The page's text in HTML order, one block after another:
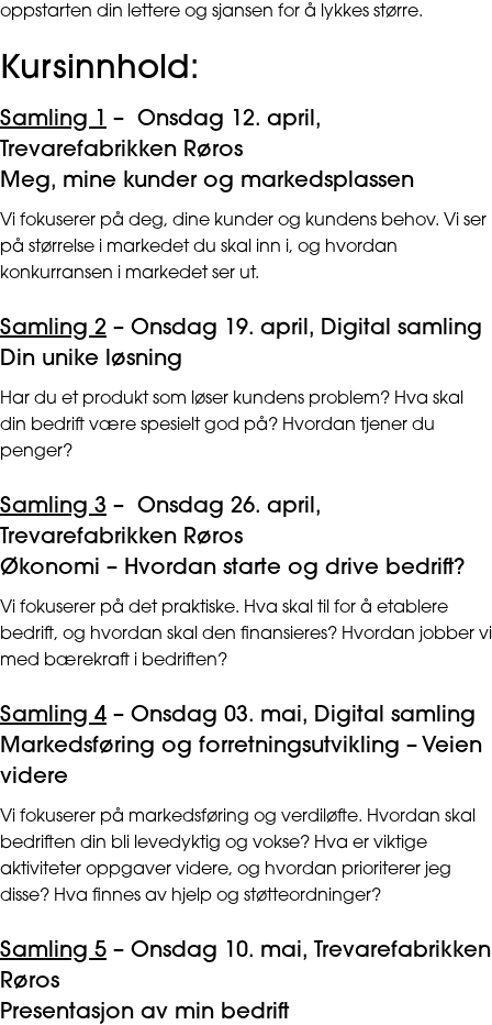
oppstarten din lettere og sjansen for å lykkes større.
Kursinnhold:
Samling 1 – Onsdag 12. april,
Trevarefabrikken Røros
Meg, mine kunder og markedsplassen
Vi fokuserer på deg, dine kunder og kundens behov. Vi ser
på størrelse i markedet du skal inn i, og hvordan
konkurransen i markedet ser ut.
Samling 2 – Onsdag 19. april, Digital samling
Din unike løsning
Har du et produkt som løser kundens problem? Hva skal
din bedrift være spesielt god på? Hvordan tjener du
penger?
Samling 3 – Onsdag 26. april,
Trevarefabrikken Røros
Økonomi – Hvordan starte og drive bedrift?
Vi fokuserer på det praktiske. Hva skal til for å etablere
bedrift, og hvordan skal den finansieres? Hvordan jobber vi
med bærekraft i bedriften?
Samling 4 – Onsdag 03. mai, Digital samling
Markedsføring og forretningsutvikling – Veien
videre
Vi fokuserer på markedsføring og verdiløfte. Hvordan skal
bedriften din bli levedyktig og vokse? Hva er viktige
aktiviteter oppgaver videre, og hvordan prioriterer jeg
disse? Hva finnes av hjelp og støtteordninger?
Samling 5 – Onsdag 10. mai, Trevarefabrikken
Røros
Presentasjon av min bedrift